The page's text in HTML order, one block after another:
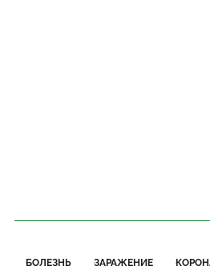
БОЛЕЗНЬ ЗАРАЖЕНИЕ